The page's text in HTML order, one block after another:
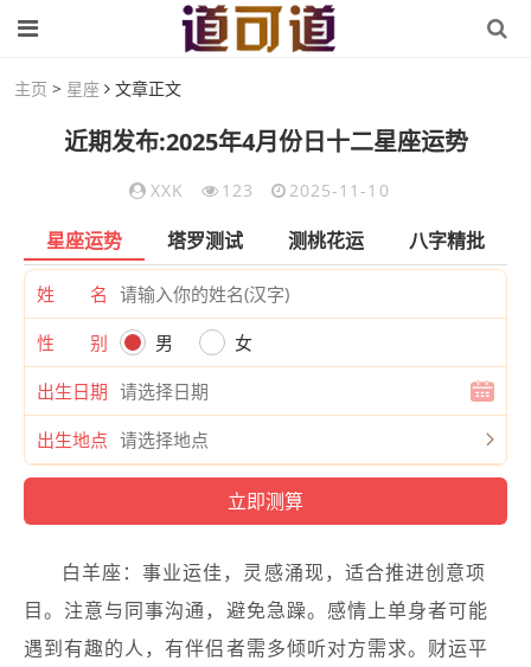
主页 > 星座 文章正文
近期发布:2025年4月份日十二星座运势
XXK 123 2025-11-10
星座运势 塔罗测试 测桃花运 八字精批
姓 名
性 别 男 女
出生日期
出生地点
白羊座：事业运佳，灵感涌现，适合推进创意项
目。注意与同事沟通，避免急躁。感情上单身者可能
遇到有趣的人，有伴侣者需多倾听对方需求。财运平